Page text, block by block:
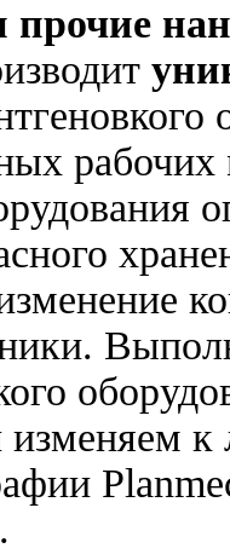
изменяем